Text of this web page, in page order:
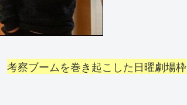
考察ブームを巻き起こした日曜劇場枠